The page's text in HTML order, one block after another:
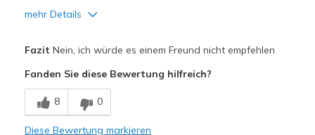
mehr Details
Stylish
Nachteile
Fazit Nein, ich würde es einem Freund nicht empfehlen
Fanden Sie diese Bewertung hilfreich?
8 0
Diese Bewertung markieren